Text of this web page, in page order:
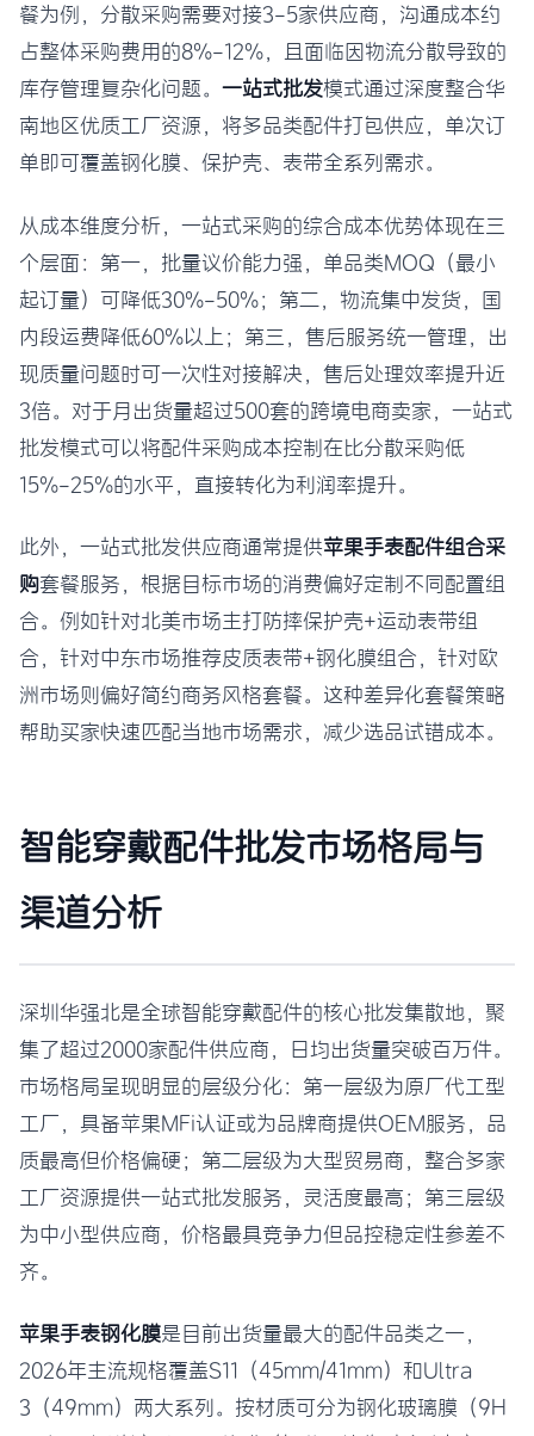
餐为例，分散采购需要对接3-5家供应商，沟通成本约
占整体采购费用的8%-12%，且面临因物流分散导致的
库存管理复杂化问题。 一站式批发模式通过深度整合华
南地区优质工厂资源，将多品类配件打包供应，单次订
单即可覆盖钢化膜、保护壳、表带全系列需求。
从成本维度分析，一站式采购的综合成本优势体现在三
个层面：第一，批量议价能力强，单品类MOQ（最小
起订量）可降低30%-50%；第二，物流集中发货，国
内段运费降低60%以上；第三，售后服务统一管理，出
现质量问题时可一次性对接解决，售后处理效率提升近
3倍。对于月出货量超过500套的跨境电商卖家，一站式
批发模式可以将配件采购成本控制在比分散采购低
15%-25%的水平，直接转化为利润率提升。
此外，一站式批发供应商通常提供苹果手表配件组合采
购套餐服务，根据目标市场的消费偏好定制不同配置组
合。例如针对北美市场主打防摔保护壳+运动表带组
合，针对中东市场推荐皮质表带+钢化膜组合，针对欧
洲市场则偏好简约商务风格套餐。这种差异化套餐策略
帮助买家快速匹配当地市场需求，减少选品试错成本。
智能穿戴配件批发市场格局与
渠道分析
深圳华强北是全球智能穿戴配件的核心批发集散地，聚
集了超过2000家配件供应商，日均出货量突破百万件。
市场格局呈现明显的层级分化：第一层级为原厂代工型
工厂，具备苹果MFi认证或为品牌商提供OEM服务，品
质最高但价格偏硬；第二层级为大型贸易商，整合多家
工厂资源提供一站式批发服务，灵活度最高；第三层级
为中小型供应商，价格最具竞争力但品控稳定性参差不
齐。
苹果手表钢化膜是目前出货量最大的配件品类之一，
2026年主流规格覆盖S11（45mm/41mm）和Ultra
3（49mm）两大系列。按材质可分为钢化玻璃膜（9H